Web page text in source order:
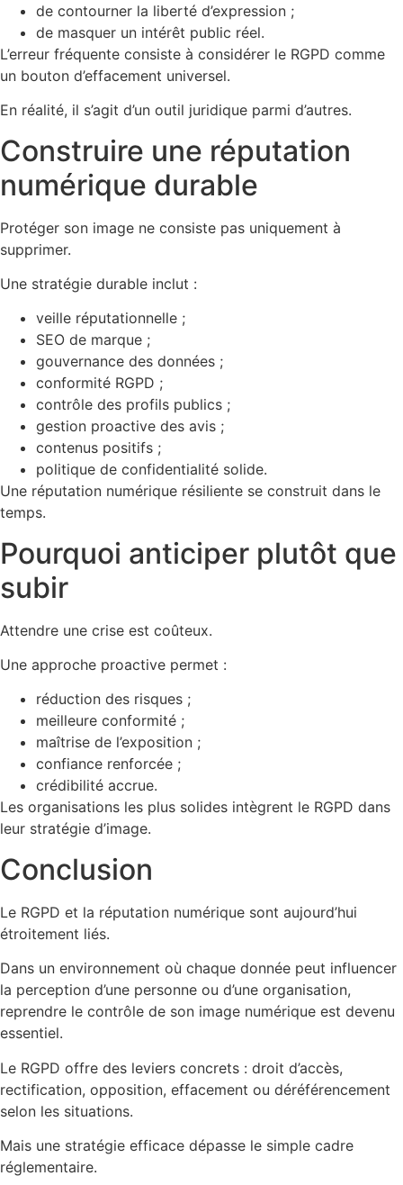
de contourner la liberté d’expression ;
de masquer un intérêt public réel.
L’erreur fréquente consiste à considérer le RGPD comme
un bouton d’effacement universel.
En réalité, il s’agit d’un outil juridique parmi d’autres.
Construire une réputation
numérique durable
Protéger son image ne consiste pas uniquement à
supprimer.
Une stratégie durable inclut :
veille réputationnelle ;
SEO de marque ;
gouvernance des données ;
conformité RGPD ;
contrôle des profils publics ;
gestion proactive des avis ;
contenus positifs ;
politique de confidentialité solide.
Une réputation numérique résiliente se construit dans le
temps.
Pourquoi anticiper plutôt que
subir
Attendre une crise est coûteux.
Une approche proactive permet :
réduction des risques ;
meilleure conformité ;
maîtrise de l’exposition ;
confiance renforcée ;
crédibilité accrue.
Les organisations les plus solides intègrent le RGPD dans
leur stratégie d’image.
Conclusion
Le RGPD et la réputation numérique sont aujourd’hui
étroitement liés.
Dans un environnement où chaque donnée peut influencer
la perception d’une personne ou d’une organisation,
reprendre le contrôle de son image numérique est devenu
essentiel.
Le RGPD offre des leviers concrets : droit d’accès,
rectification, opposition, effacement ou déréférencement
selon les situations.
Mais une stratégie efficace dépasse le simple cadre
réglementaire.